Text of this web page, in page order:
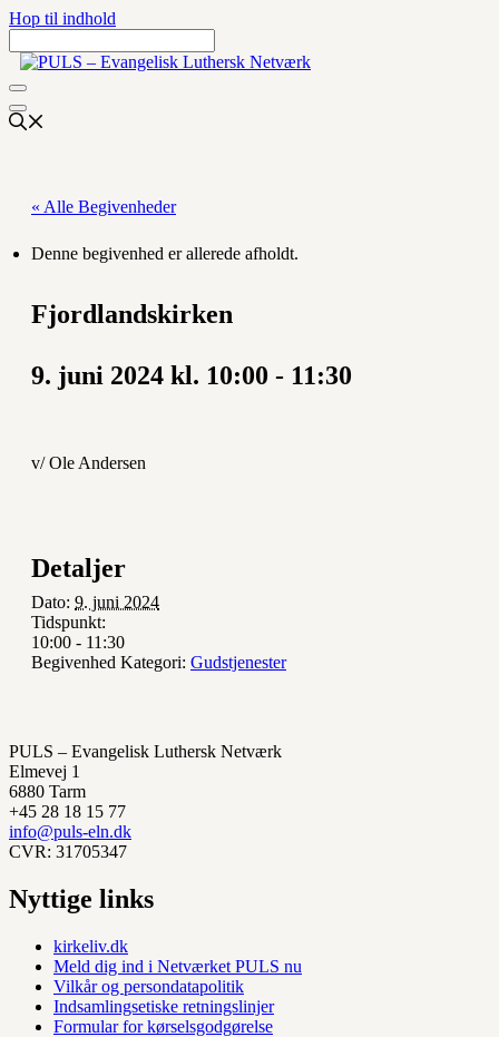
Hop til indhold
« Alle Begivenheder
Denne begivenhed er allerede afholdt.
Fjordlandskirken
9. juni 2024 kl. 10:00 - 11:30
v/ Ole Andersen
Detaljer
Dato: 9. juni 2024
Tidspunkt:
10:00 - 11:30
Begivenhed Kategori: Gudstjenester
PULS – Evangelisk Luthersk Netværk
Elmevej 1
6880 Tarm
+45 28 18 15 77
info@puls-eln.dk
CVR: 31705347
Nyttige links
kirkeliv.dk
Meld dig ind i Netværket PULS nu
Vilkår og persondatapolitik
Indsamlingsetiske retningslinjer
Formular for kørselsgodgørelse